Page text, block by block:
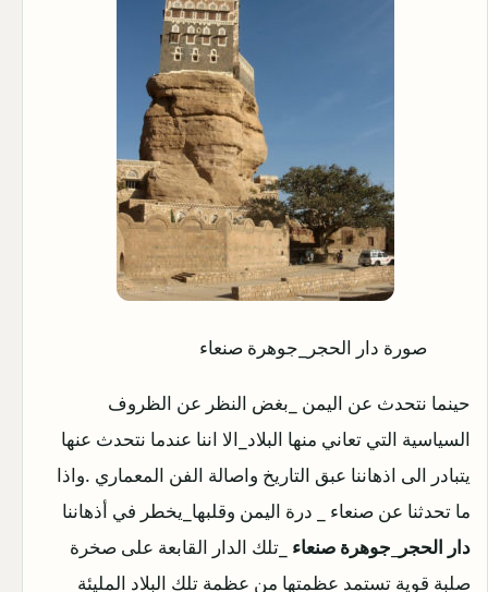
صورة دار الحجر_جوهرة صنعاء
حينما نتحدث عن اليمن _بغض النظر عن الظروف
السياسية التي تعاني منها البلاد_الا اننا عندما نتحدث عنها
يتبادر الى اذهاننا عبق التاريخ واصالة الفن المعماري .واذا
ما تحدثنا عن صنعاء _ درة اليمن وقلبها_يخطر في أذهاننا
دار الحجر_جوهرة صنعاء _تلك الدار القابعة على صخرة
صلبة قوية تستمد عظمتها من عظمة تلك البلاد المليئة